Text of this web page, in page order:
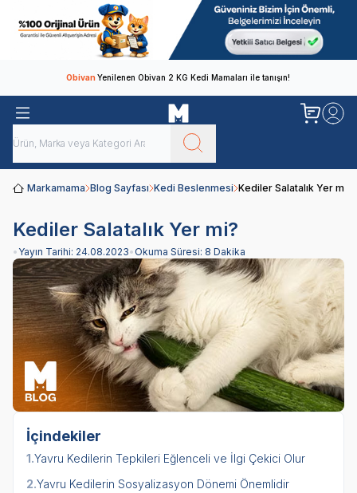
ObivanYenilenen Obivan 2 KG Kedi Mamaları ile tanışın!
Markamama Blog Sayfası Kedi Beslenmesi Kediler Salatalık Yer mi?
Kediler Salatalık Yer mi?
• Yayın Tarihi: 24.08.2023•Okuma Süresi: 8 Dakika
İçindekiler
1.Yavru Kedilerin Tepkileri Eğlenceli ve İlgi Çekici Olur
2.Yavru Kedilerin Sosyalizasyon Dönemi Önemlidir